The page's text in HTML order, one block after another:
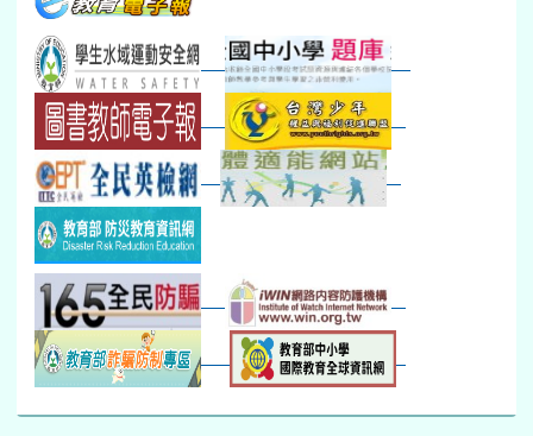
第一週
超額比序暨免試入學...